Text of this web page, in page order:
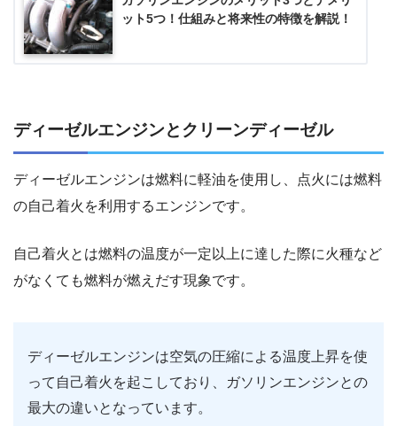
ット5つ！仕組みと将来性の特徴を解説！
ディーゼルエンジンとクリーンディーゼル
ディーゼルエンジンは燃料に軽油を使用し、点火には燃料
の自己着火を利用するエンジンです。
自己着火とは燃料の温度が一定以上に達した際に火種など
がなくても燃料が燃えだす現象です。
ディーゼルエンジンは空気の圧縮による温度上昇を使
って自己着火を起こしており、ガソリンエンジンとの
最大の違いとなっています。